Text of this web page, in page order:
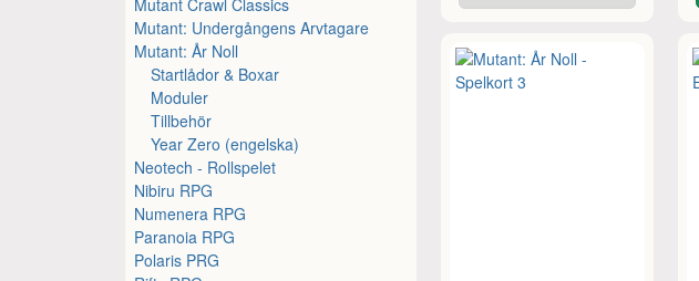
Mutant: Undergångens Arvtagare
Mutant: År Noll
Startlådor & Boxar
Moduler
Tillbehör
Year Zero (engelska)
Neotech - Rollspelet
Nibiru RPG
Numenera RPG
Paranoia RPG
Polaris PRG